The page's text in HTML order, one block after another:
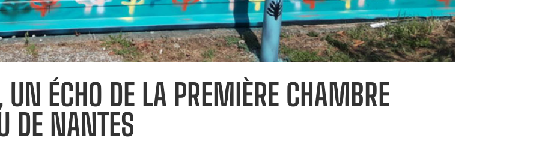
UN ÉCHO DE LA PREMIÈRE CHAMBRE
DE NANTES